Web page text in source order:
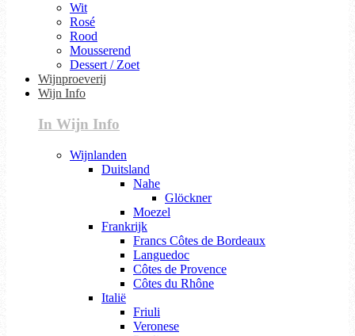
Wit
Rosé
Rood
Mousserend
Dessert / Zoet
Wijnproeverij
Wijn Info
In Wijn Info
Wijnlanden
Duitsland
Nahe
Glöckner
Moezel
Frankrijk
Francs Côtes de Bordeaux
Languedoc
Côtes de Provence
Côtes du Rhône
Italië
Friuli
Veronese